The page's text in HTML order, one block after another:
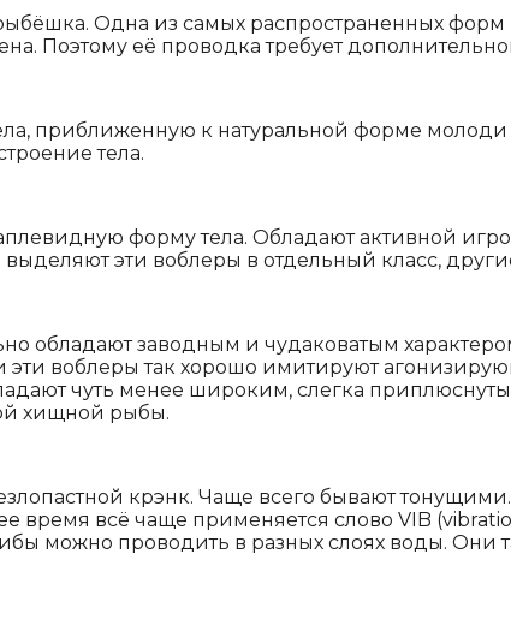
Одна из самых распространенных форм
Поэтому её проводка требует
приближенную к натуральной форме молоди
тела.
форму тела. Обладают активной
эти воблеры в отдельный класс,
обладают заводным и чудаковатым
эти воблеры так хорошо имитируют
чуть менее широким, слегка
хищной рыбы.
крэнк. Чаще всего бывают
время всё чаще применяется слово VIB
можно проводить в разных слоях воды.